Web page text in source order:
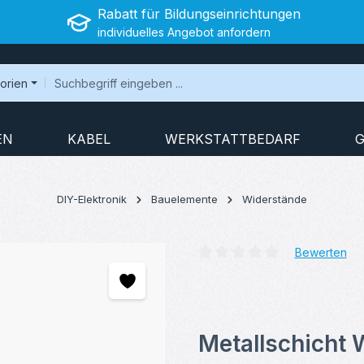
Rabatt für Bildungseinrichtungen
individuelles Angebot anfordern
KABEL WERKSTATTBEDARF
DIY-Elektronik Bauelemente Widerstände
Bewerten
Metallschicht